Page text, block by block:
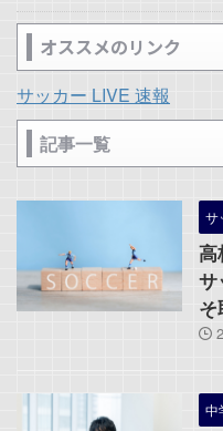
オススメのリンク
サッカー LIVE 速報
記事一覧
サ
高
サ
そ
中